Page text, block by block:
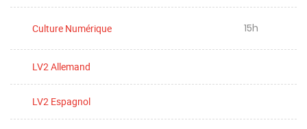
Culture Numérique 15h
LV2 Allemand
LV2 Espagnol